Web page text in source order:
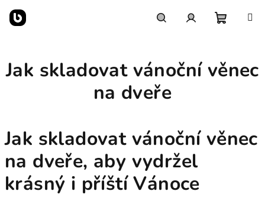
obsah
košík
Jak skladovat vánoční věnec
na dveře
Jak skladovat vánoční věnec
na dveře, aby vydržel
krásný i příští Vánoce